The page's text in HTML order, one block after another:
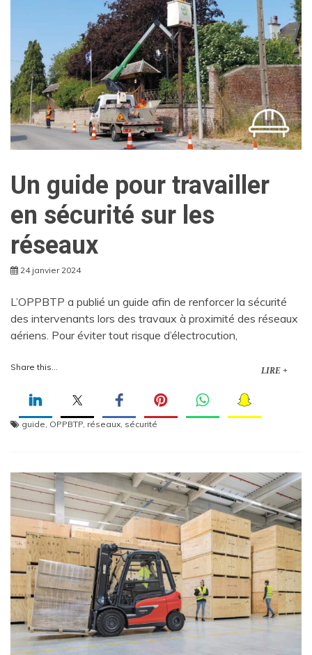
Un guide pour travailler
en sécurité sur les
réseaux
24 janvier 2024
L’OPPBTP a publié un guide afin de renforcer la sécurité
des intervenants lors des travaux à proximité des réseaux
aériens. Pour éviter tout risque d’électrocution,
Share this... LIRE +
guide OPPBTP réseaux sécurité